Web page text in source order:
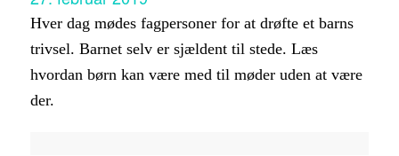
Hver dag mødes fagpersoner for at drøfte et barns
trivsel. Barnet selv er sjældent til stede. Læs
hvordan børn kan være med til møder uden at være
der.